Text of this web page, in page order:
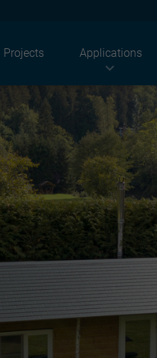
Onze
Dakplaten
JI Solar
Wandplaten
Façade
Sandwichpanelen
Binnendozen
Hoogprofielen
Structuren &
Metalstuds
Lichtoplossingen
Toebehoren
Projects Applications
sectoren
gebouwen
gebouwen